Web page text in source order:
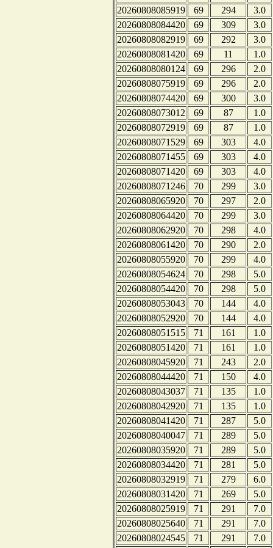
20260808085919
69 294
3.0
20260808084420
69 309
3.0
20260808082919
69 292
3.0
20260808081420
69 11
1.0
20260808080124
69 296
2.0
20260808075919
69 296
2.0
20260808074420
69 300
3.0
20260808073012
69 87
1.0
20260808072919
69 87
1.0
20260808071529
69 303
4.0
20260808071455
69 303
4.0
20260808071420
69 303
4.0
20260808071246
70 299
3.0
20260808065920
70 297
2.0
20260808064420
70 299
3.0
20260808062920
70 298
4.0
20260808061420
70 290
2.0
20260808055920
70 299
4.0
20260808054624
70 298
5.0
20260808054420
70 298
5.0
20260808053043
70 144
4.0
20260808052920
70 144
4.0
20260808051515
71 161
1.0
20260808051420
71 161
1.0
20260808045920
71 243
2.0
20260808044420
71 150
4.0
20260808043037
71 135
1.0
20260808042920
71 135
1.0
20260808041420
71 287
5.0
20260808040047
71 289
5.0
20260808035920
71 289
5.0
20260808034420
71 281
5.0
20260808032919
71 279
6.0
20260808031420
71 269
5.0
20260808025919
71 291
7.0
20260808025640
71 291
7.0
20260808024545
71 291
7.0